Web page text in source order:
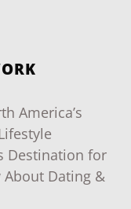
America’s
Destination for
About Dating &